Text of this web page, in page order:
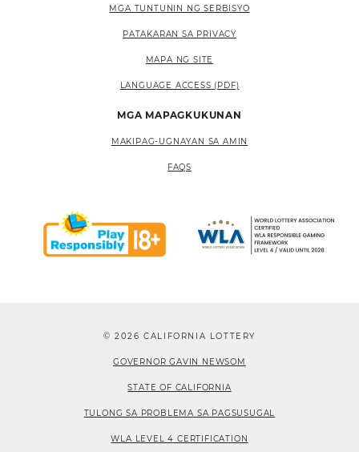
MGA TUNTUNIN NG SERBISYO
PATAKARAN SA PRIVACY
MAPA NG SITE
LANGUAGE ACCESS (PDF)
MGA MAPAGKUKUNAN
MAKIPAG-UGNAYAN SA AMIN
FAQS
© 2026 CALIFORNIA LOTTERY
GOVERNOR GAVIN NEWSOM
STATE OF CALIFORNIA
TULONG SA PROBLEMA SA PAGSUSUGAL
WLA LEVEL 4 CERTIFICATION